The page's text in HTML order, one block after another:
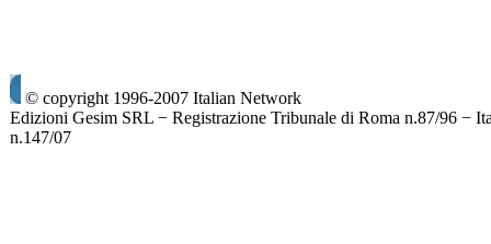
© copyright 1996-2007 Italian Network
Edizioni Gesim SRL − Registrazione Tribunale di Roma n.87/96 −
n.147/07